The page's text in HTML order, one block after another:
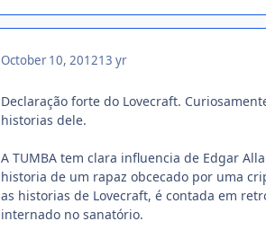
October 10, 201213 yr
Declaração forte do Lovecraft.
historias dele.
A TUMBA tem clara influencia de Edgar
historia de um rapaz obcecado por uma
as historias de Lovecraft, é contada em
internado no sanatório.